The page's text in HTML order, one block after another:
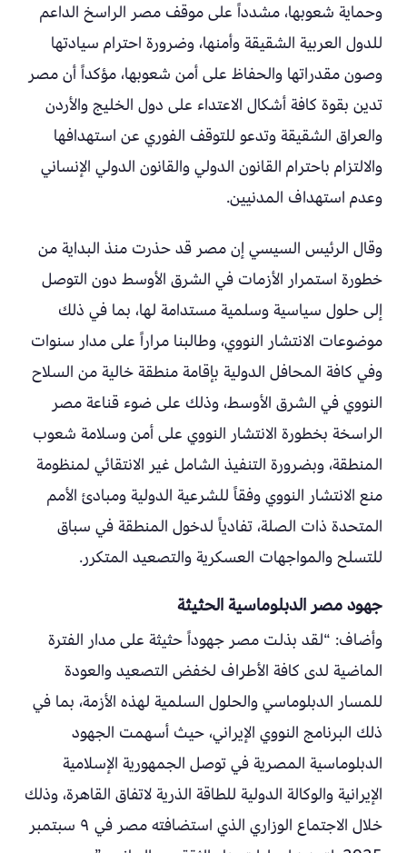
وحماية شعوبها، مشدداً على موقف مصر الراسخ الداعم
للدول العربية الشقيقة وأمنها، وضرورة احترام سيادتها
وصون مقدراتها والحفاظ على أمن شعوبها، مؤكداً أن مصر
تدين بقوة كافة أشكال الاعتداء على دول الخليج والأردن
والعراق الشقيقة وتدعو للتوقف الفوري عن استهدافها
والالتزام باحترام القانون الدولي والقانون الدولي الإنساني
وعدم استهداف المدنيين.
وقال الرئيس السيسي إن مصر قد حذرت منذ البداية من
خطورة استمرار الأزمات في الشرق الأوسط دون التوصل
إلى حلول سياسية وسلمية مستدامة لها، بما في ذلك
موضوعات الانتشار النووي، وطالبنا مراراً على مدار سنوات
وفي كافة المحافل الدولية بإقامة منطقة خالية من السلاح
النووي في الشرق الأوسط، وذلك على ضوء قناعة مصر
الراسخة بخطورة الانتشار النووي على أمن وسلامة شعوب
المنطقة، وبضرورة التنفيذ الشامل غير الانتقائي لمنظومة
منع الانتشار النووي وفقاً للشرعية الدولية ومبادئ الأمم
المتحدة ذات الصلة، تفادياً لدخول المنطقة في سباق
للتسلح والمواجهات العسكرية والتصعيد المتكرر.
جهود مصر الدبلوماسية الحثيثة
وأضاف: “لقد بذلت مصر جهوداً حثيثة على مدار الفترة
الماضية لدى كافة الأطراف لخفض التصعيد والعودة
للمسار الدبلوماسي والحلول السلمية لهذه الأزمة، بما في
ذلك البرنامج النووي الإيراني، حيث أسهمت الجهود
الدبلوماسية المصرية في توصل الجمهورية الإسلامية
الإيرانية والوكالة الدولية للطاقة الذرية لاتفاق القاهرة، وذلك
خلال الاجتماع الوزاري الذي استضافته مصر في ٩ سبتمبر